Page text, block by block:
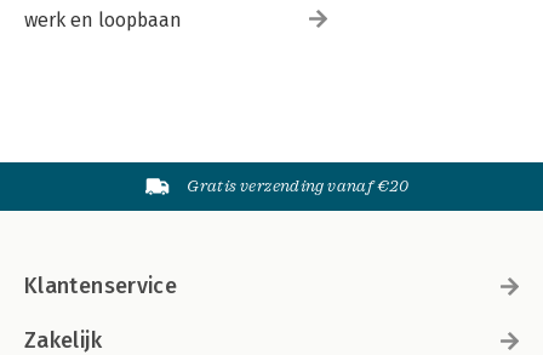
werk en loopbaan
Gratis verzending vanaf €20
Klantenservice
Zakelijk